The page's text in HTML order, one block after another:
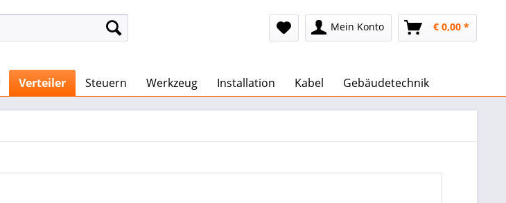
Mein Konto € 0,00 *
Verteiler Steuern Werkzeug Installation Kabel Gebäudetechnik